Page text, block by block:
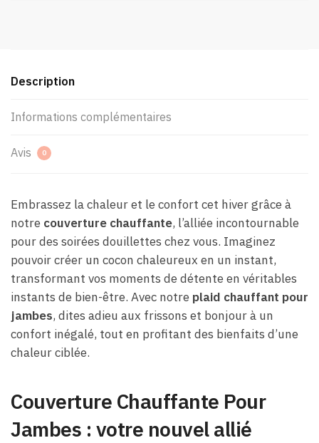
Description
Informations complémentaires
Avis 0
Embrassez la chaleur et le confort cet hiver grâce à
notre couverture chauffante, l’alliée incontournable
pour des soirées douillettes chez vous. Imaginez
pouvoir créer un cocon chaleureux en un instant,
transformant vos moments de détente en véritables
instants de bien-être. Avec notre plaid chauffant pour
jambes, dites adieu aux frissons et bonjour à un
confort inégalé, tout en profitant des bienfaits d’une
chaleur ciblée.
Couverture Chauffante Pour
Jambes : votre nouvel allié